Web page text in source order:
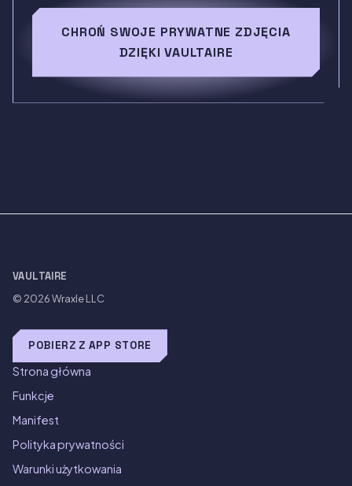
CHROŃ SWOJE PRYWATNE ZDJĘCIA
DZIĘKI VAULTAIRE
VAULTAIRE
© 2026Wraxle LLC
POBIERZ Z APP STORE
Strona główna
Funkcje
Manifest
Polityka prywatności
Warunki użytkowania